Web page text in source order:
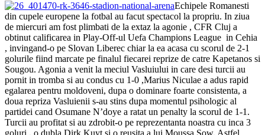
Echipele Romanesti
din cupele europene la fotbal au facut spectacol la propriu. In ziua
de miercuri am fost plimbati de la extaz la agonie , CFR Cluj a
obtinut calificarea in Play-Off-ul Uefa Champions League in Cehia
, invingand-o pe Slovan Liberec chiar la ea acasa cu scorul de 2-1
golurile fiind marcate pe finalul fiecarei reprize de catre Kapetanos si
Sougou. Agonia a venit la meciul Vasluiului in care desi turcii au
pornit in tromba si au condus cu 1-0 ,Marius Niculae a adus rapid
egalarea pentru moldoveni, dupa o dominare foarte consistenta, a
doua repriza Vasluienii s-au stins dupa momentul psihologic al
partidei cand Osumane N’doye a ratat un penalty la scorul de 1-1.
Turcii au profitat si au zdrobit-o pe reprezentanta noastra cu inca 3